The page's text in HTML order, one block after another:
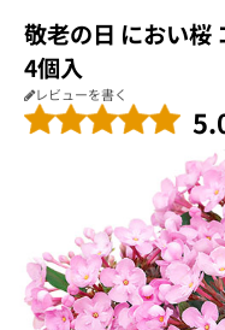
敬老の日 におい桜
4個入
レビューを書く